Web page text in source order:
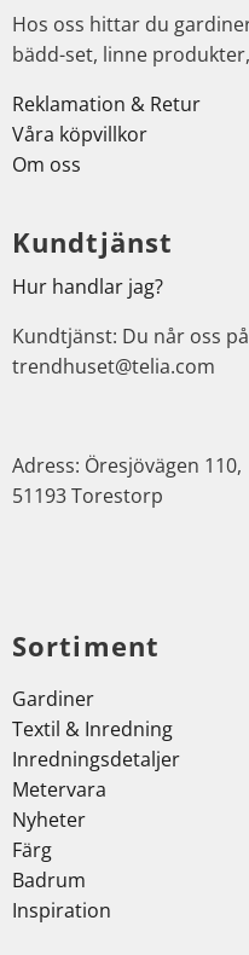
Hos oss hittar du
bädd-set, linne
Reklamation & Retur
Våra köpvillkor
Om oss
Kundtjänst
Hur handlar jag?
Kundtjänst: Du når oss
trendhuset@telia.com
Adress: Öresjövägen 110,
51193 Torestorp
Sortiment
Gardiner
Textil & Inredning
Inredningsdetaljer
Metervara
Nyheter
Färg
Badrum
Inspiration